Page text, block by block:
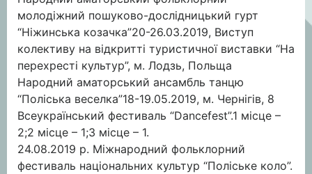
молодіжний пошуково-дослідницький гурт
“Ніжинська козачка”20-26.03.2019, Виступ
колективу на відкритті туристичної виставки “На
перехресті культур”, м. Лодзь, Польща
Народний аматорський ансамбль танцю
“Поліська веселка”18-19.05.2019, м. Чернігів, 8
Всеукраїнський фестиваль “Dancefest”.1 місце –
2;2 місце – 1;3 місце – 1.
24.08.2019 р. Міжнародний фольклорний
фестиваль національних культур “Поліське коло”.